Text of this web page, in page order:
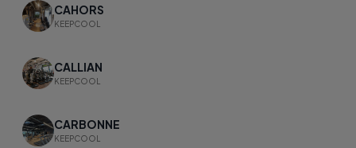
CAHORS
KEEPCOOL
CALLIAN
KEEPCOOL
CARBONNE
KEEPCOOL